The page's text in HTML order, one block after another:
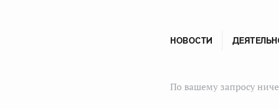
НОВОСТИ
По вашему запросу